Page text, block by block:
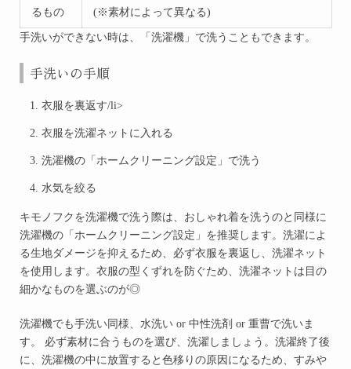
るもの (※素材によって異なる)
手洗いができない時は、 「洗濯機」 で洗うこともできます。
手洗いの手順
衣服を裏返す/li>
衣服を洗濯ネットに入れる
洗濯機の「ホームクリーニング設定」で洗う
水気を絞る
キモノフクを洗濯機で洗う際は、おしゃれ着を洗うのと同様に
洗濯機の「ホームクリーニング設定」を推奨します。洗濯によ
る生地ダメージを抑えるため、必ず衣服を裏返し、洗濯ネット
を使用します。衣服の型くずれを防ぐため、洗濯ネットは目の
細かなものを選ぶのが◎
洗濯機でも手洗い同様、水洗い or 中性洗剤 or 重曹で洗いま
す。 必ず素材に合うものを選び、洗濯しましょう。洗濯終了後
に、洗濯機の中に放置すると色移りの原因になるため、すみや